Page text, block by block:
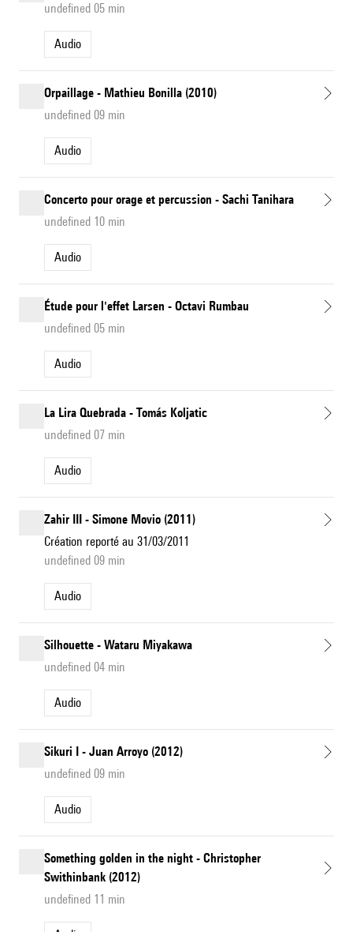
undefined 05 min
Audio
Orpaillage - Mathieu Bonilla (2010)
undefined 09 min
Audio
Concerto pour orage et percussion - Sachi Tanihara
undefined 10 min
Audio
Étude pour l'effet Larsen - Octavi Rumbau
undefined 05 min
Audio
La Lira Quebrada - Tomás Koljatic
undefined 07 min
Audio
Zahir III - Simone Movio (2011)
Création reporté au 31/03/2011
undefined 09 min
Audio
Silhouette - Wataru Miyakawa
undefined 04 min
Audio
Sikuri I - Juan Arroyo (2012)
undefined 09 min
Audio
Something golden in the night - Christopher
Swithinbank (2012)
undefined 11 min